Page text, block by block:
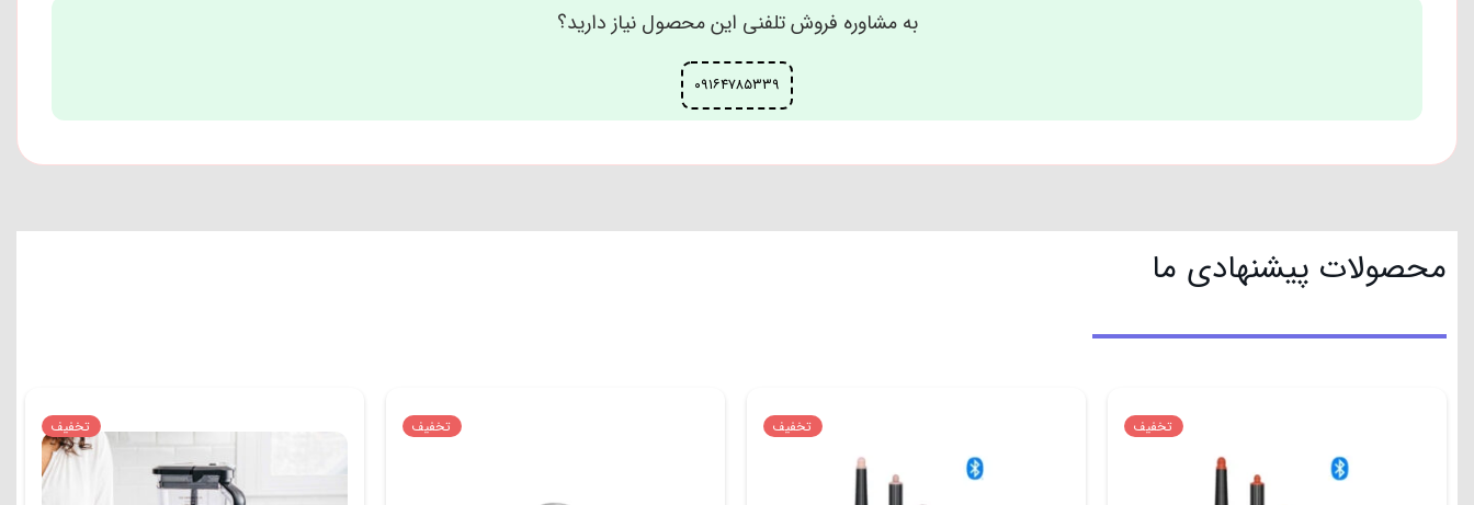
به مشاوره فروش تلفنی این محصول نیاز دارید؟
۰۹۱۶۴۷۸۵۳۳۹
محصولات پیشنهادی ما
تخفیف تخفیف تخفیف تخفیف